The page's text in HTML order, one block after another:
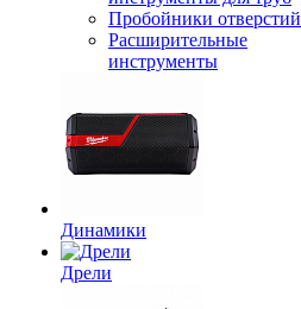
Пробойники отверстий
Расширительные
инструменты
Динамики
Дрели